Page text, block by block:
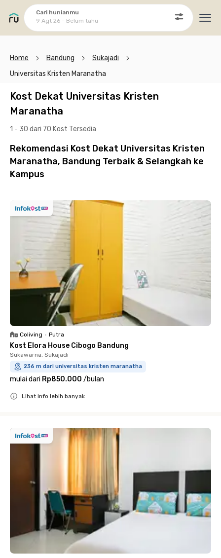
Cari hunianmu
9 Agt 26 - Belum tahu
Home Bandung
Sukajadi
Universitas Kristen Maranatha
Kost Dekat Universitas Kristen
Maranatha
1 - 30 dari 70 Kost Tersedia
Rekomendasi Kost Dekat Universitas Kristen
Maranatha, Bandung Terbaik & Selangkah ke
Kampus
Coliving • Putra
Kost Elora House Cibogo Bandung
Sukawarna, Sukajadi
236 m dari universitas kristen maranatha
mulai dari Rp850.000 /bulan
Lihat info lebih banyak